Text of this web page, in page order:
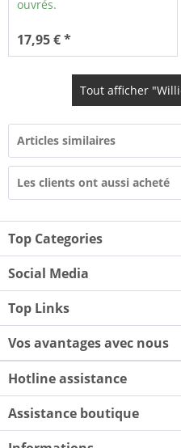
ouvrés.
17,95 € *
Tout afficher
Articles similaires
Les clients ont aussi acheté
Top Categories
Social Media
Top Links
Vos avantages avec nous
Hotline assistance
Assistance boutique